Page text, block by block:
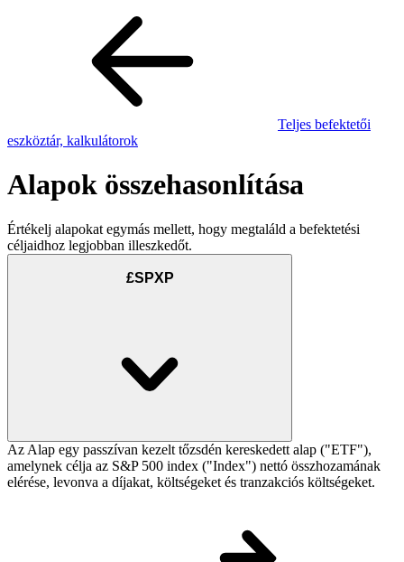
Teljes befektetői
eszköztár, kalkulátorok
Alapok összehasonlítása
Értékelj alapokat egymás mellett, hogy megtaláld a befektetési
céljaidhoz legjobban illeszkedőt.
£SPXP
Az Alap egy passzívan kezelt tőzsdén kereskedett alap ("ETF"),
amelynek célja az S&P 500 index ("Index") nettó összhozamának
elérése, levonva a díjakat, költségeket és tranzakciós költségeket.